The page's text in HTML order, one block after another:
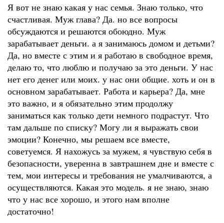
Я вот не знаю какая у нас семья. Знаю только, что
счастливая. Муж глава? Да. но все вопросы
обсуждаются и решаются обоюдно. Муж
зарабатывает деньги. а я занимаюсь домом и детьми?
Да, но вместе с этим и я работаю в свободное время,
делаю то, что люблю и получаю за это деньги. У нас
нет его денег или моих. у нас они общие. хоть и он в
основном зарабатывает. Работа и карьера? Да, мне
это важно, и я обязательно этим продолжу
заниматься как только дети немного подрастут. Что
там дальше по списку? Могу ли я выражать свои
эмоции? Конечно, мы решаем все вместе,
советуемся. Я нахожусь за мужем, я чувствую себя в
безопасности, уверенна в завтрашнем дне и вместе с
тем, мои интересы и требования не умалчиваются, а
осуществляются. Какая это модель. я не знаю, знаю
что у нас все хорошо, и этого нам вполне
достаточно!